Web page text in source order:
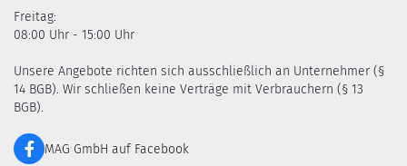
Freitag:
08:00 Uhr - 15:00 Uhr
Unsere Angebote richten sich ausschließlich an Unternehmer (§
14 BGB). Wir schließen keine Verträge mit Verbrauchern (§ 13
BGB).
MAG GmbH auf Facebook